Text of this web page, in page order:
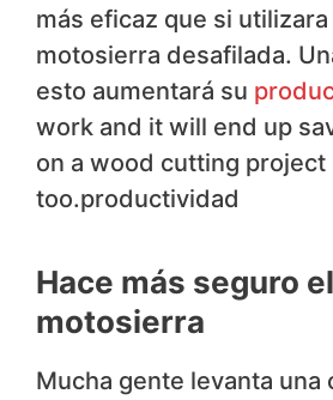
más eficaz que si
motosierra desafilada.
esto aumentará su
work and it will end up
on a wood cutting project
too.productividad
Hace más seguro
motosierra
Mucha gente levanta una